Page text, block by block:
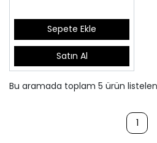
Sepete Ekle
Satın Al
Bu aramada toplam 5 ürün
1